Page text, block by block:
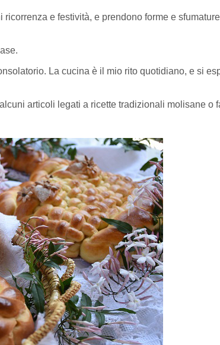
e festività, e prendono forme e
La cucina è il mio rito quotidiano, e si
articoli legati a ricette tradizionali molisane o